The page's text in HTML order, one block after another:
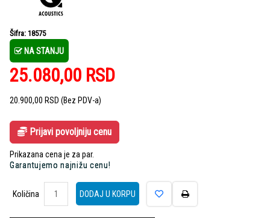
Šifra: 18575
NA STANJU
25.080,00 RSD
20.900,00 RSD (Bez PDV-a)
Prijavi povoljniju cenu
Prikazana cena je za par.
Garantujemo najnižu cenu!
Količina
Količina
DODAJ U KORPU